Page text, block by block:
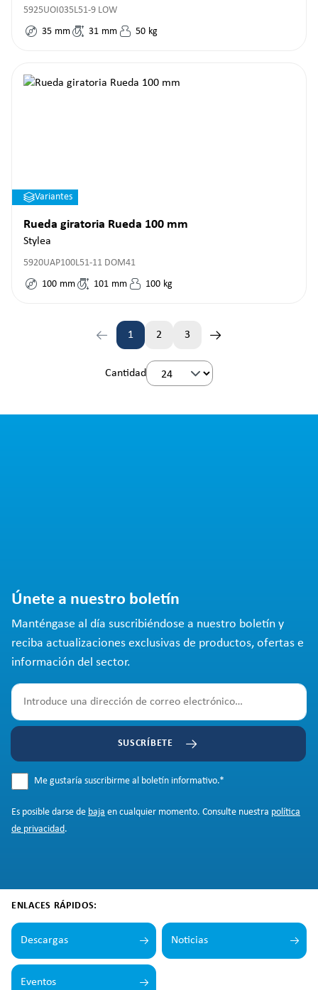
5925UOI035L51-9 LOW
35 mm 31 mm 50 kg
Variantes
Rueda giratoria Rueda 100 mm
Stylea
5920UAP100L51-11 DOM41
100 mm 101 mm 100 kg
Página
1 2
Página
3
Cantidad
Únete a nuestro boletín
Manténgase al día suscribiéndose a nuestro boletín y
reciba actualizaciones exclusivas de productos, ofertas e
información del sector.
SUSCRÍBETE
Me gustaría suscribirme al boletín informativo.*
Es posible darse de baja en cualquier momento. Consulte nuestra política
de privacidad.
ENLACES RÁPIDOS:
Descargas Noticias
Eventos